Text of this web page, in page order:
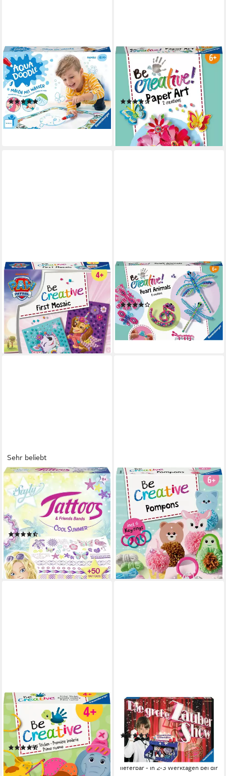
RAVENSBURGER
Kreativset ministeps®, Aqua
Doodle®, Animals, Made in
Germany
(5)
ab 23,40 €
lieferbar - in 1-2 Werktagen bei dir
RAVENSBURGER
Kreativset BeCreative Paper
Art Flowers & Butterflies,
Made in Europe
(5)
ab 5,96 € 8,99 €
-34%
lieferbar - in 4-5 Werktagen bei dir
RAVENSBURGER
Kreativset BeCreative Midi,
Mein erstes Mosaik Paw
Patrol, Made in Europe
14,99 € UVP17,99 €
-17%
lieferbar - in 4-5 Werktagen bei dir
RAVENSBURGER
Kreativset Pearl Animals,
Made in Europe
(1)
ab 19,63 € UVP24,99 €
-21%
lieferbar - in 4-5 Werktagen bei dir
Sehr beliebt
RAVENSBURGER
Kreativset So Styly, Tattoos &
Friends Bands Cool Summer,
(Set), für tolle Armbänder;
Made in Europe
(71)
14,89 € UVP17,99 €
-17%
lieferbar - in 4-5 Werktagen bei dir
RAVENSBURGER
Kreativset BeCreative Midi,
Pompons Kawaii, Made in
Europe
14,49 € UVP17,99 €
-19%
lieferbar - in 2-3 Werktagen bei dir
RAVENSBURGER
Kreativset BeCreative Mini,
Sticken ohne Nadel, Made in
Europe
(6)
6,99 € UVP 7,99 €
-13%
RAVENSBURGER
Zauberkasten Die große
Zaubershow, Made in Europe
(13)
ab 30,95 € UVP40,99 €
-24%
lieferbar - in 2-3 Werktagen bei dir